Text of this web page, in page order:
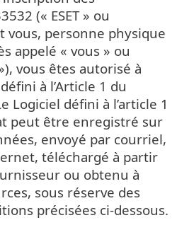
(« ESET » ou
vous, personne physique
appelé « vous » ou
vous êtes autorisé à
à l’Article 1 du
Logiciel défini à l’article 1
peut être enregistré sur
envoyé par courriel,
téléchargé à partir
ou obtenu à
sous réserve des
précisées ci-dessous.